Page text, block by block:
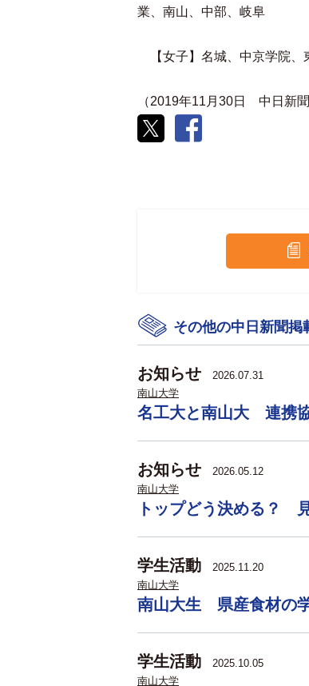
業、南山、中部、岐阜
【女子】名城、中京学院、
（2019年11月30日 中日新聞
その他の中日新聞掲
お知らせ
2026.07.31
南山大学
名工大と南山大 連携
お知らせ
2026.05.12
南山大学
トップどう決める？
学生活動
2025.11.20
南山大学
南山大生 県産食材の
学生活動
2025.10.05
南山大学